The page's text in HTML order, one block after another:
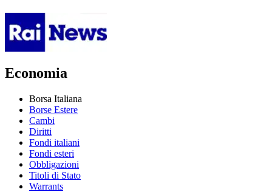
Economia
Borsa Italiana
Borse Estere
Cambi
Diritti
Fondi italiani
Fondi esteri
Obbligazioni
Titoli di Stato
Warrants